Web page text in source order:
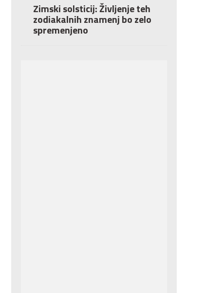
Zimski solsticij: Življenje teh
zodiakalnih znamenj bo zelo
spremenjeno